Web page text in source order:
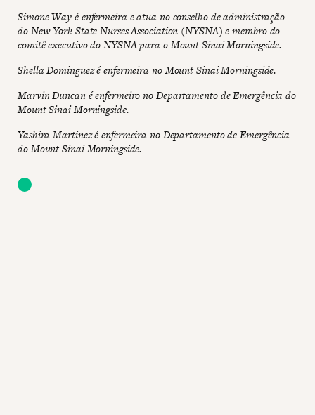
Simone Way é enfermeira e atua no conselho de administração
do New York State Nurses Association (NYSNA) e membro do
comitê executivo do NYSNA para o Mount Sinai Morningside.
Shella Dominguez é enfermeira no Mount Sinai Morningside.
Marvin Duncan é enfermeiro no Departamento de Emergência do
Mount Sinai Morningside.
Yashira Martinez é enfermeira no Departamento de Emergência
do Mount Sinai Morningside.